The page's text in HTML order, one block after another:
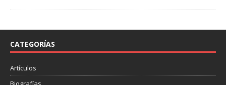
o
k
r
t
i
CATEGORÍAS
Artículos